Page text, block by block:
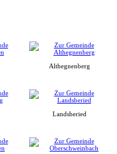
Althegnenberg
Landsberied